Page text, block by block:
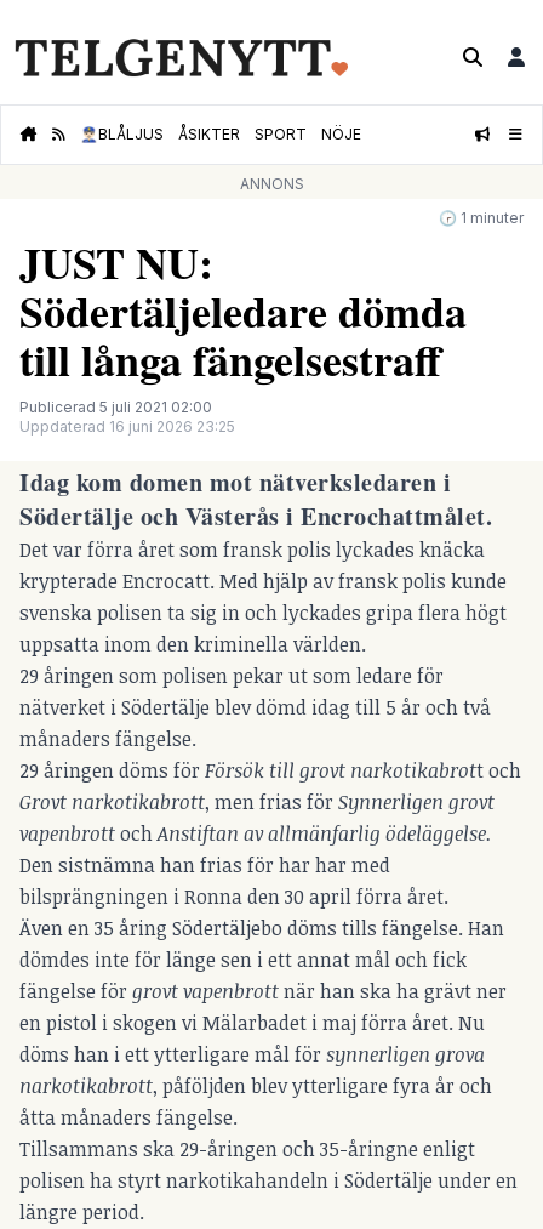
👮🏻‍♂️BLÅLJUS ÅSIKTER SPORT NÖJE
ANNONS
🕝 1 minuter
JUST NU:
Södertäljeledare dömda
till långa fängelsestraff
Publicerad 5 juli 2021 02:00
Uppdaterad 16 juni 2026 23:25
Idag kom domen mot nätverksledaren i
Södertälje och Västerås i Encrochattmålet.
Det var förra året som fransk polis lyckades knäcka
krypterade Encrocatt. Med hjälp av fransk polis kunde
svenska polisen ta sig in och lyckades gripa flera högt
uppsatta inom den kriminella världen.
29 åringen som polisen pekar ut som ledare för
nätverket i Södertälje blev dömd idag till 5 år och två
månaders fängelse.
29 åringen döms för Försök till grovt narkotikabrott och
Grovt narkotikabrott, men frias för Synnerligen grovt
vapenbrottochAnstiftan av allmänfarlig ödeläggelse.
Den sistnämna han frias för har har med
bilsprängningen i Ronna den 30 april förra året.
Även en 35 åring Södertäljebo döms tills fängelse. Han
dömdes inte för länge sen i ett annat mål och fick
fängelse för grovt vapenbrottnär han ska ha grävt ner
en pistol i skogen vi Mälarbadet i maj förra året. Nu
döms han i ett ytterligare mål för synnerligen grova
narkotikabrott, påföljden blev ytterligare fyra år och
åtta månaders fängelse.
Tillsammans ska 29-åringen och 35-åringne enligt
polisen ha styrt narkotikahandeln i Södertälje under en
längre period.